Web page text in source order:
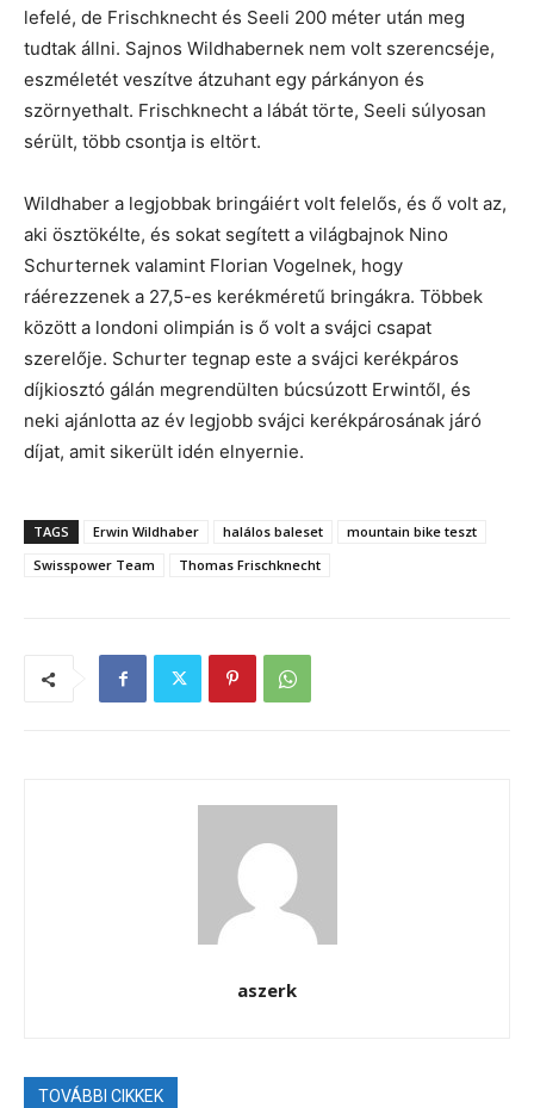
lefelé, de Frischknecht és Seeli 200 méter után meg
tudtak állni. Sajnos Wildhabernek nem volt szerencséje,
eszméletét veszítve átzuhant egy párkányon és
szörnyethalt. Frischknecht a lábát törte, Seeli súlyosan
sérült, több csontja is eltört.
Wildhaber a legjobbak bringáiért volt felelős, és ő volt az,
aki ösztökélte, és sokat segített a világbajnok Nino
Schurternek valamint Florian Vogelnek, hogy
ráérezzenek a 27,5-es kerékméretű bringákra. Többek
között a londoni olimpián is ő volt a svájci csapat
szerelője. Schurter tegnap este a svájci kerékpáros
díjkiosztó gálán megrendülten búcsúzott Erwintől, és
neki ajánlotta az év legjobb svájci kerékpárosának járó
díjat, amit sikerült idén elnyernie.
TAGS Erwin Wildhaber halálos baleset
mountain bike teszt
Swisspower Team
Thomas Frischknecht
aszerk
TOVÁBBI CIKKEK